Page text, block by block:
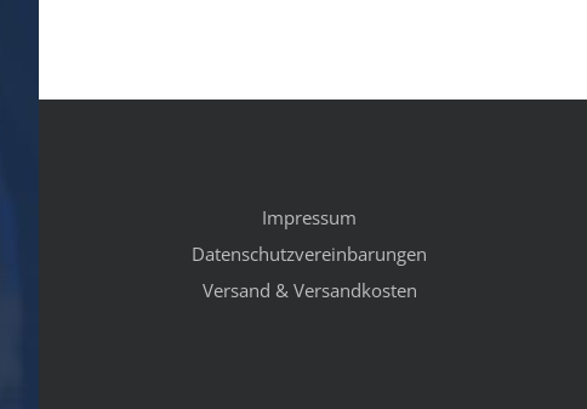
Impressum
Datenschutzvereinbarungen
Versand & Versandkosten